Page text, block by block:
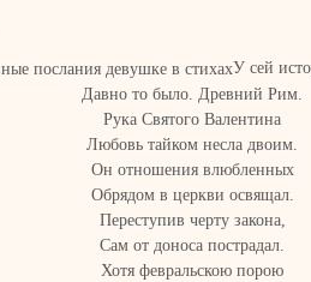
У сей
Давно то было. Древний Рим.
Рука Святого Валентина
Любовь тайком несла двоим.
Он отношения влюбленных
Обрядом в церкви освящал.
Переступив черту закона,
Сам от доноса пострадал.
Хотя февральскою порою